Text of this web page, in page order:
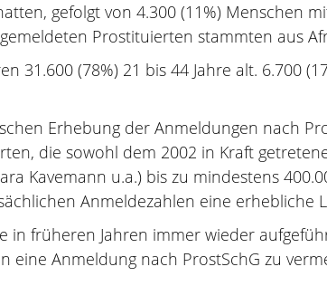
gefolgt von 4.300 (11%) Menschen
Prostituierten stammten aus
31.600 (78%) 21 bis 44 Jahre alt. 6.700
Erhebung der Anmeldungen nach
die sowohl dem 2002 in Kraft
Kavemann u.a.) bis zu mindestens
Anmeldezahlen eine erhebliche
in früheren Jahren immer wieder
Anmeldung nach ProstSchG zu